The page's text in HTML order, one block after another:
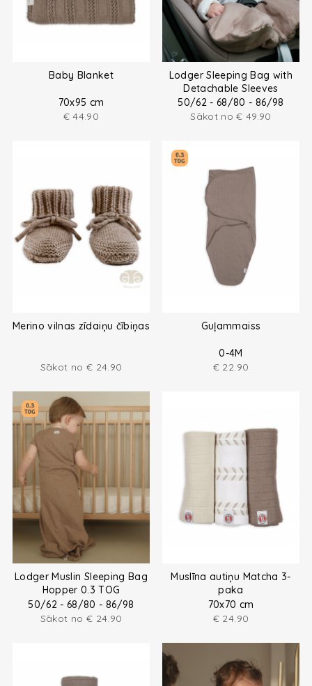
Baby Blanket
70x95 cm
€ 44.90
Lodger Sleeping Bag with
Detachable Sleeves
50/62 - 68/80 - 86/98
Sākot no€ 49.90
Merino vilnas zīdaiņu čībiņas
Sākot no € 24.90
Guļammaiss
0-4M
€ 22.90
Lodger Muslin Sleeping Bag
Hopper 0.3 TOG
50/62 - 68/80 - 86/98
Sākot no € 24.90
Muslīna autiņu Matcha 3-
paka
70x70 cm
€ 24.90